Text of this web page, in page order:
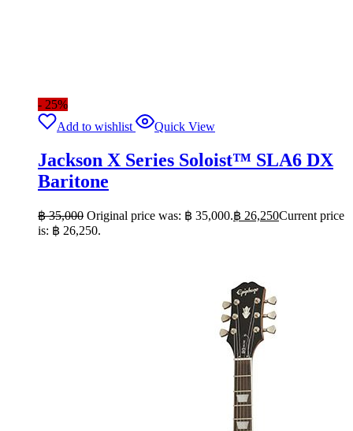
- 25%
Add to wishlist
Quick View
Jackson X Series Soloist™ SLA6 DX
Baritone
฿35,000 Original price was: ฿ 35,000.฿ 26,250Current price
is: ฿ 26,250.